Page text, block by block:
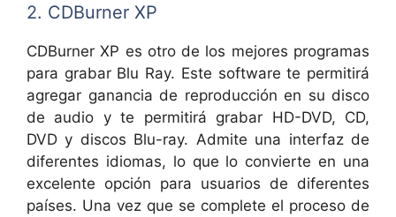
2. CDBurner XP
CDBurner XP es otro de los mejores programas
para grabar Blu Ray. Este software te permitirá
agregar ganancia de reproducción en su disco
de audio y te permitirá grabar HD-DVD, CD,
DVD y discos Blu-ray. Admite una interfaz de
diferentes idiomas, lo que lo convierte en una
excelente opción para usuarios de diferentes
países. Una vez que se complete el proceso de